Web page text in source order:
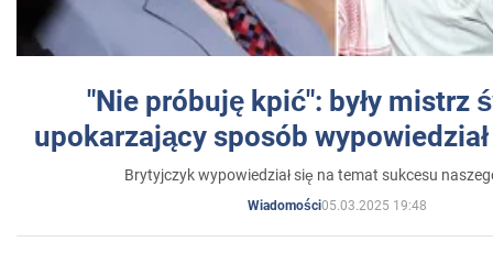
"Nie próbuję kpić": były mistrz
upokarzający sposób
Brytyjczyk wypowiedział się na temat sukcesu
Wiadomości05.03.2025 19:48